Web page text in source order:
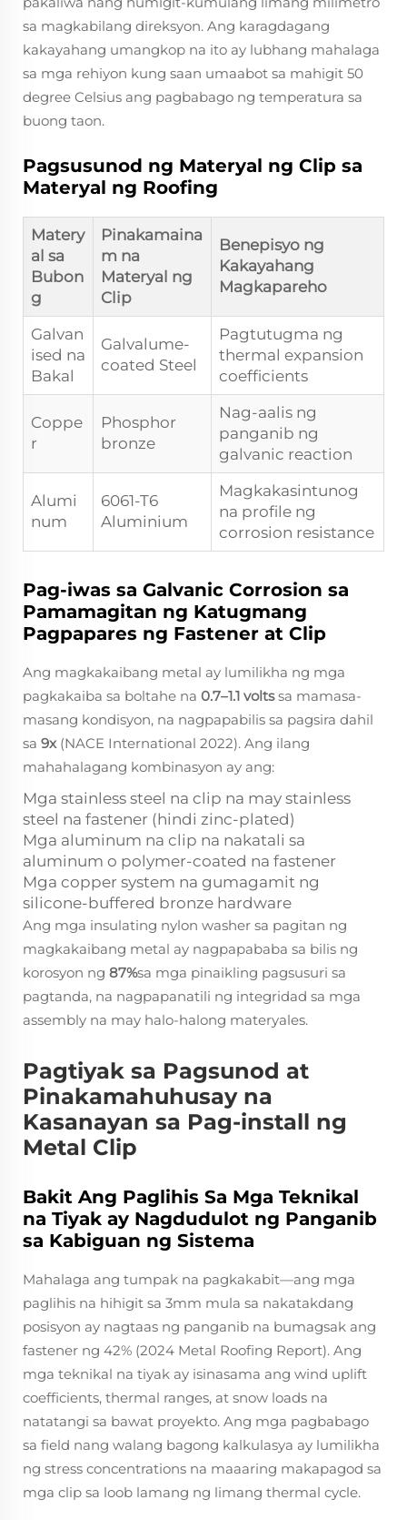
sa magkabilang direksyon. Ang karagdagang
kakayahang umangkop na ito ay lubhang mahalaga
sa mga rehiyon kung saan umaabot sa mahigit 50
degree Celsius ang pagbabago ng temperatura sa
buong taon.
Pagsusunod ng Materyal ng Clip sa
Materyal ng Roofing
Matery
al sa
Bubon
g
Pinakamaina
m na
Materyal ng
Clip
Benepisyo ng
Kakayahang
Magkapareho
Galvan
ised na
Bakal
Galvalume-
coated Steel
Pagtutugma ng
thermal expansion
coefficients
Coppe
r
Phosphor
bronze
Nag-aalis ng
panganib ng
galvanic reaction
Alumi
num
6061-T6
Aluminium
Magkakasintunog
na profile ng
corrosion resistance
Pag-iwas sa Galvanic Corrosion sa
Pamamagitan ng Katugmang
Pagpapares ng Fastener at Clip
Ang magkakaibang metal ay lumilikha ng mga
pagkakaiba sa boltahe na 0.7–1.1 voltssa mamasa-
masang kondisyon, na nagpapabilis sa pagsira dahil
sa 9x (NACE International 2022). Ang ilang
mahahalagang kombinasyon ay ang:
Mga stainless steel na clip na may stainless
steel na fastener (hindi zinc-plated)
Mga aluminum na clip na nakatali sa
aluminum o polymer-coated na fastener
Mga copper system na gumagamit ng
silicone-buffered bronze hardware
Ang mga insulating nylon washer sa pagitan ng
magkakaibang metal ay nagpapababa sa bilis ng
korosyon ng 87%sa mga pinaikling pagsusuri sa
pagtanda, na nagpapanatili ng integridad sa mga
assembly na may halo-halong materyales.
Pagtiyak sa Pagsunod at
Pinakamahuhusay na
Kasanayan sa Pag-install ng
Metal Clip
Bakit Ang Paglihis Sa Mga Teknikal
na Tiyak ay Nagdudulot ng Panganib
sa Kabiguan ng Sistema
Mahalaga ang tumpak na pagkakabit—ang mga
paglihis na hihigit sa 3mm mula sa nakatakdang
posisyon ay nagtaas ng panganib na bumagsak ang
fastener ng 42% (2024 Metal Roofing Report). Ang
mga teknikal na tiyak ay isinasama ang wind uplift
coefficients, thermal ranges, at snow loads na
natatangi sa bawat proyekto. Ang mga pagbabago
sa field nang walang bagong kalkulasya ay lumilikha
ng stress concentrations na maaaring makapagod sa
mga clip sa loob lamang ng limang thermal cycle.